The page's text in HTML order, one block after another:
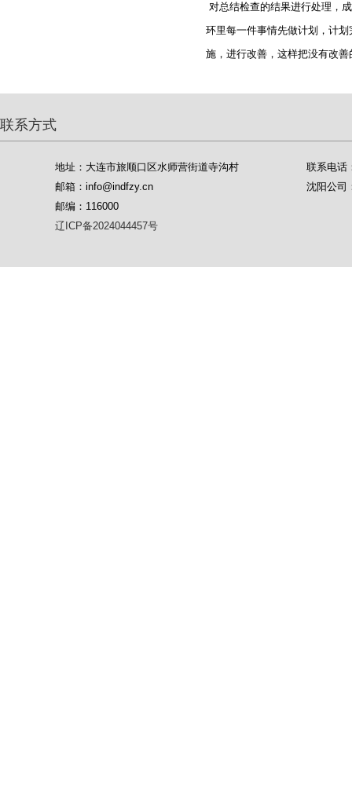
对总结检查的结果进行处理，
环里每一件事情先做计划，计
施，进行改善，这样把没有改
联系方式
地址：大连市旅顺口区水师营街道寺沟村
邮箱：info@indfzy.cn
邮编：116000
辽ICP备2024044457号
联系电话
沈阳公司